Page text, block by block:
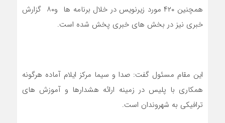
همچنین ۴۲۰ مورد زیرنویس در خلال برنامه ها و۸۰ گزارش
خبری نیز در بخش های خبری پخش شده است.
این مقام مسئول گفت: صدا و سیما مرکز ایلام آماده هرگونه
همکاری با پلیس در زمینه ارائه هشدارها و آموزش های
ترافیکی به شهروندان است.